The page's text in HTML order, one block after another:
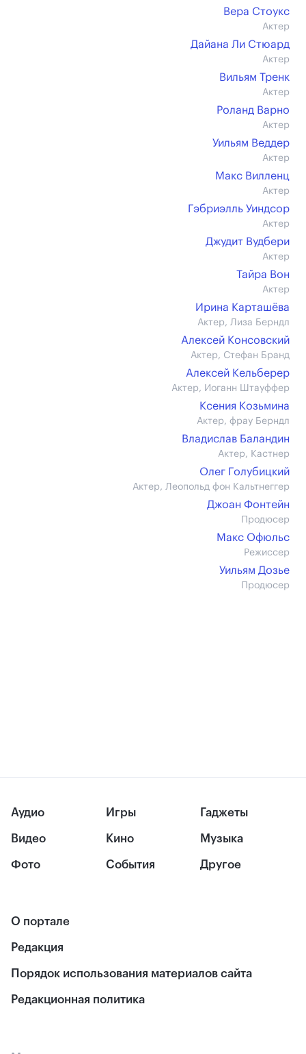
Вера Стоукс
Актер
Дайана Ли Стюард
Актер
Вильям Тренк
Актер
Роланд Варно
Актер
Уильям Веддер
Актер
Макс Вилленц
Актер
Гэбриэлль Уиндсор
Актер
Джудит Вудбери
Актер
Тайра Вон
Актер
Ирина Карташёва
Актер, Лиза Берндл
Алексей Консовский
Актер, Стефан Бранд
Алексей Кельберер
Актер, Иоганн Штауффер
Ксения Козьмина
Актер, фрау Берндл
Владислав Баландин
Актер, Кастнер
Олег Голубицкий
Актер, Леопольд фон Кальтнеггер
Джоан Фонтейн
Продюсер
Макс Офюльс
Режиссер
Уильям Дозье
Продюсер
Аудио
Видео
Фото
Игры
Кино
События
Гаджеты
Музыка
Другое
О портале
Редакция
Порядок использования материалов сайта
Редакционная политика